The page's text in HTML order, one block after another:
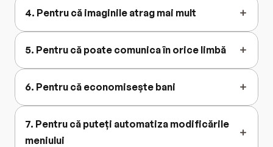
4. Pentru că imaginile atrag mai mult
5. Pentru că poate comunica în orice limbă
6. Pentru că economisește bani
7. Pentru că puteți automatiza modificările
meniului